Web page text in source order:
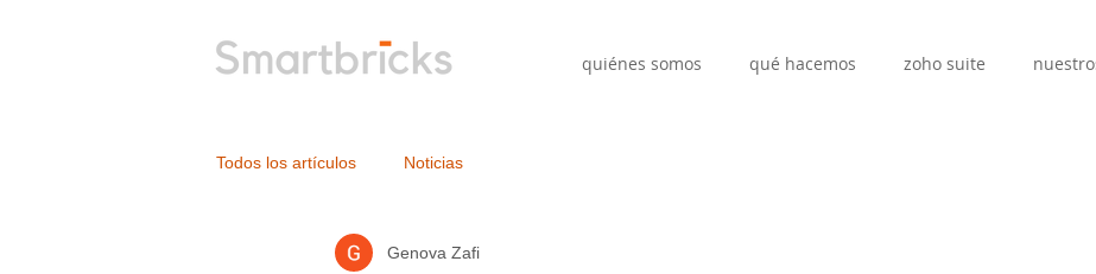
quiénes somos qué hacemos zoho suite
Todos los artículos Noticias
Genova Zafi